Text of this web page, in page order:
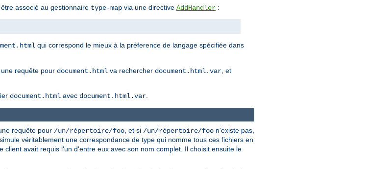
associé au gestionnaire type-map via une directive AddHandler :
qui correspond le mieux à la préference de langage spécifiée dans
requête pour document.html va rechercher document.html.var , et
document.html avec document.html.var
requête pour /un/répertoire/foo, et si /un/répertoire/foo n'existe pas,
véritablement une correspondance de type qui nomme tous ces fichiers en
avait requis l'un d'entre eux avec son nom complet. Il choisit ensuite le